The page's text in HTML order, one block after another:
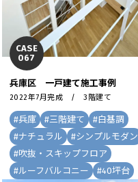
CASE
067
兵庫区 一戸建て施工事例
2022年7月完成 / 3階建て
#兵庫 #三階建て #白基調
#ナチュラル #シンプルモダン
#吹抜・スキップフロア
#ルーフバルコニー #40坪台